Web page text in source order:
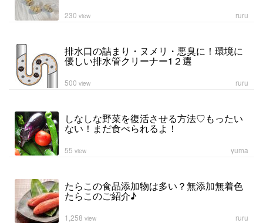
ruru
230 view
排水口の詰まり・ヌメリ・悪臭に！環境に
優しい排水管クリーナー1２選
ruru
500 view
しなしな野菜を復活させる方法♡もったい
ない！まだ食べられるよ！
yuma
55 view
たらこの食品添加物は多い？無添加無着色
たらこのご紹介♪
ruru
1,258 view